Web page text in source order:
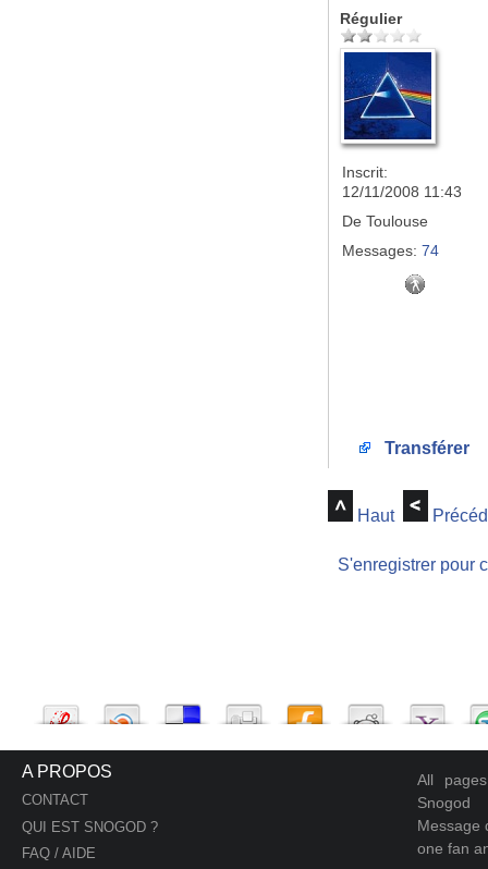
Régulier
Inscrit:
12/11/2008 11:43
De Toulouse
Messages: 74
Transférer
Haut
S'enregistrer pour
A PROPOS
CONTACT
QUI EST SNOGOD ?
FAQ / AIDE
All
Snogod
Message
one fan